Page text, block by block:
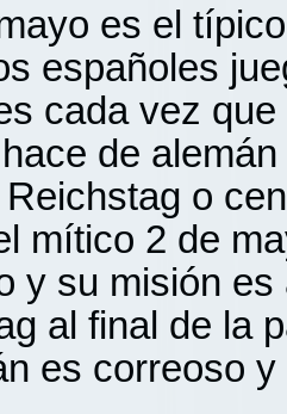
es el
españoles
cada vez
de
o
mítico 2 de
y su misión
al final de la
es correoso